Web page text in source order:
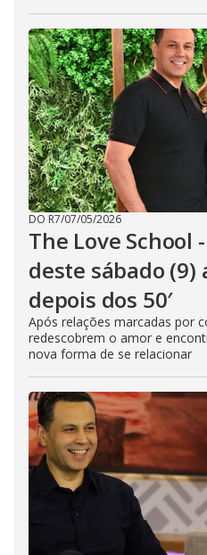
DO R7/07/05/2026
The Love School
deste sábado (9)
depois dos 50′
Após relações marcadas por
redescobrem o amor e
nova forma de se relacionar